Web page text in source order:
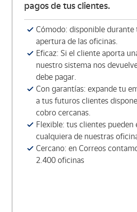
pagos de tus clientes.
Cómodo: disponible
apertura de las oficinas.
Eficaz: Si el cliente aporta
nuestro sistema nos
debe pagar.
Con garantías: expande tu
a tus futuros clientes
cobro cercanas.
Flexible: tus clientes pueden
cualquiera de nuestras
Cercano: en Correos
2.400 oficinas